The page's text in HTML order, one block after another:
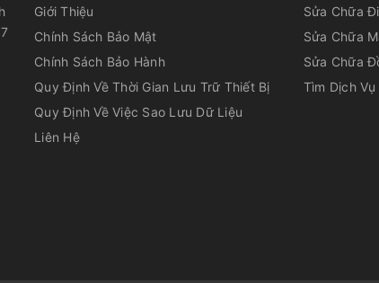
Giới Thiệu
Chính Sách Bảo Mật
Chính Sách Bảo Hành
Quy Định Về Thời Gian Lưu Trữ Thiết Bị
Quy Định Về Việc Sao Lưu Dữ Liệu
Liên Hệ
Sửa Chữa
Sửa Chữa
Sửa Chữa
Tìm Dịch